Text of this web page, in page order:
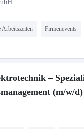
Arbeitszeiten Firmenevents
–
(m/w/d)